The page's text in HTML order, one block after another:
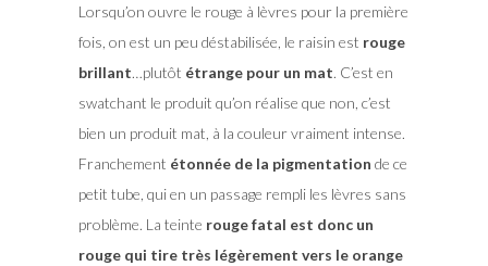
Lorsqu’on ouvre le rouge à lèvres pour la première
fois, on est un peu déstabilisée, le raisin est rouge
brillant…plutôt étrange pour un mat. C’est en
swatchant le produit qu’on réalise que non, c’est
bien un produit mat, à la couleur vraiment intense.
Franchement étonnée de la pigmentation de ce
petit tube, qui en un passage rempli les lèvres sans
problème. La teinte rouge fatal est donc un
rouge qui tire très légèrement vers le orange